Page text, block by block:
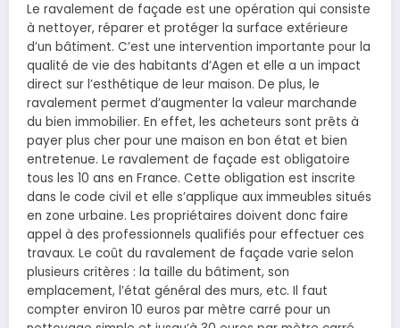
Le ravalement de façade est une opération qui consiste
à nettoyer, réparer et protéger la surface extérieure
d’un bâtiment. C’est une intervention importante pour la
qualité de vie des habitants d’Agen et elle a un impact
direct sur l’esthétique de leur maison. De plus, le
ravalement permet d’augmenter la valeur marchande
du bien immobilier. En effet, les acheteurs sont prêts à
payer plus cher pour une maison en bon état et bien
entretenue. Le ravalement de façade est obligatoire
tous les 10 ans en France. Cette obligation est inscrite
dans le code civil et elle s’applique aux immeubles situés
en zone urbaine. Les propriétaires doivent donc faire
appel à des professionnels qualifiés pour effectuer ces
travaux. Le coût du ravalement de façade varie selon
plusieurs critères : la taille du bâtiment, son
emplacement, l’état général des murs, etc. Il faut
compter environ 10 euros par mètre carré pour un